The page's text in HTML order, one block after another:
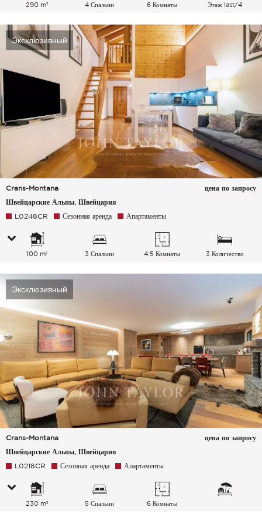
290 m² 4 Спальни 6 Комнаты Этаж last/4
Эксклюзивный
Crans-Montana
Швейцарские Альпы, Швейцария
цена по запросу
L0248CR Сезонная аренда Апартаменты
100 m² 3 Спальни 4.5 Комнаты
3 Количество
Эксклюзивный
Crans-Montana
Швейцарские Альпы, Швейцария
цена по запросу
L0218CR Сезонная аренда Апартаменты
230 m² 5 Спальни 6 Комнаты